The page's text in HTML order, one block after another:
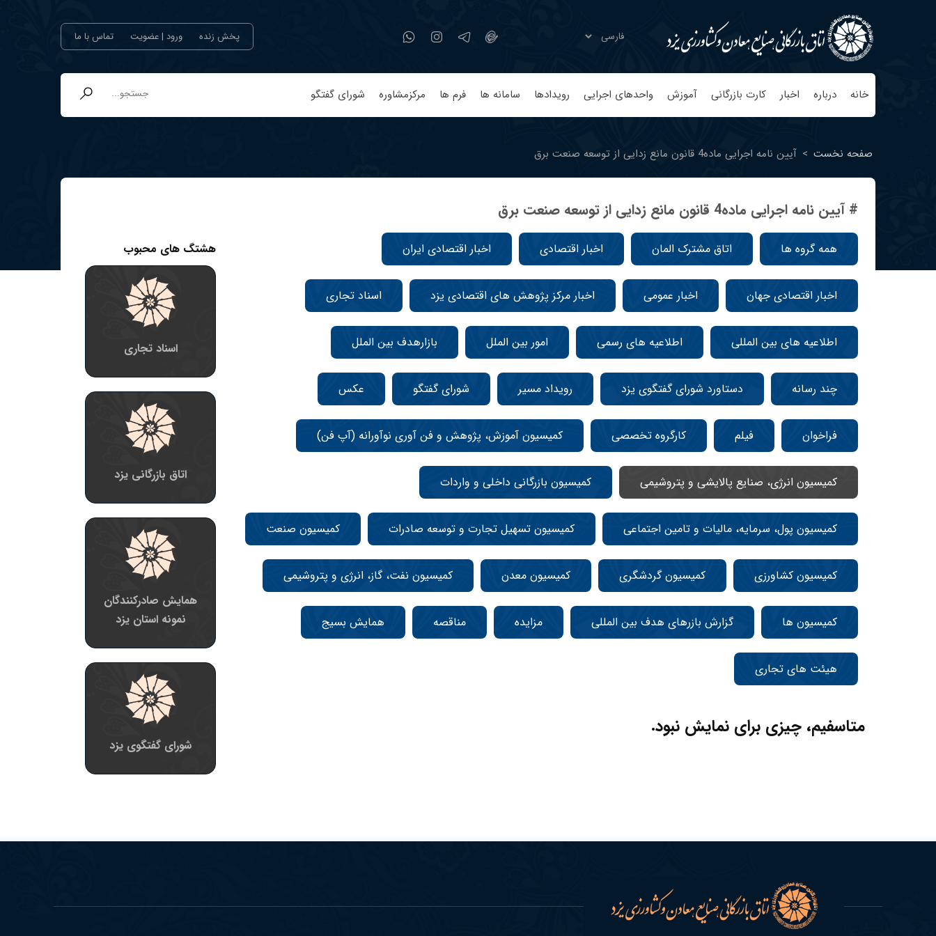
پخش زنده ورود | عضویت تماس با ما
خانه درباره اخبار کارت بازرگانی آموزش واحدهای اجرایی رویدادها سامانه ها فرم ها مرکزمشاوره شورای گفتگو
صفحه نخست > آیین نامه اجرایی ماده4 قانون مانع زدایی از توسعه صنعت برق
# آیین نامه اجرایی ماده4 قانون مانع زدایی از توسعه صنعت برق
همه گروه ها اتاق مشترک المان اخبار اقتصادی اخبار اقتصادی ایران
اخبار اقتصادی جهان اخبار عمومی اخبار مرکز پژوهش های اقتصادی یزد اسناد تجاری
اطلاعیه های بین المللی اطلاعیه های رسمی امور بین الملل بازارهدف بین الملل
چند رسانه دستاورد شورای گفتگوی یزد رویداد مسیر شورای گفتگو عکس
فراخوان فیلم کارگروه تخصصی کمیسیون آموزش، پژوهش و فن آوری نوآورانه (آپ فن)
کمیسیون انرژی، صنایع پالایشی و پتروشیمی کمیسیون بازرگانی داخلی و واردات
کمیسیون پول، سرمایه، مالیات و تامین اجتماعی کمیسیون تسهیل تجارت و توسعه صادرات کمیسیون صنعت
کمیسیون کشاورزی کمیسیون گردشگری کمیسیون معدن کمیسیون نفت، گاز، انرژی و پتروشیمی
کمیسیون ها گزارش بازرهای هدف بین المللی مزایده مناقصه همایش بسیج
هیئت های تجاری
متاسفیم، چیزی برای نمایش نبود.
هشتگ های محبوب
اسناد تجاری
اتاق بازرگانی یزد
همایش صادرکنندگان
نمونه استان یزد
شورای گفتگوی یزد